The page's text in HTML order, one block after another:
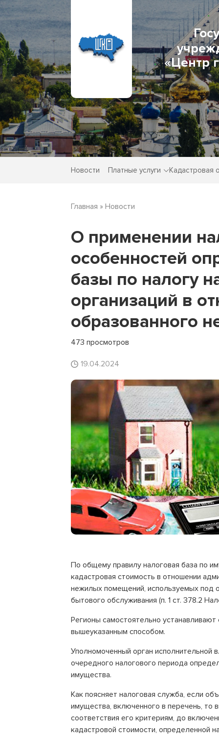
«Центр
Новости Платные услуги Кадастровая
Главная » Новости
О применении
особенностей
базы по налогу
организаций в
образованного
473 просмотров
19.04.2024
По общему правилу налоговая база по
кадастровая стоимость в отношении
нежилых помещений, используемых
бытового обслуживания (п. 1 ст. 378.2
Регионы самостоятельно
вышеуказанным способом.
Уполномоченный орган исполнительной
очередного налогового периода
имущества.
Как поясняет налоговая служба, если
имущества, включенного в перечень, то
соответствия его критериям, до
кадастровой стоимости, определенной